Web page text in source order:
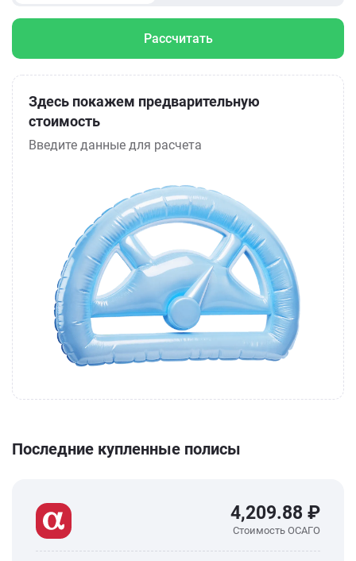
Рассчитать
Здесь покажем предварительную
стоимость
Введите данные для расчета
Последние купленные полисы
4,209.88 ₽
Стоимость ОСАГО